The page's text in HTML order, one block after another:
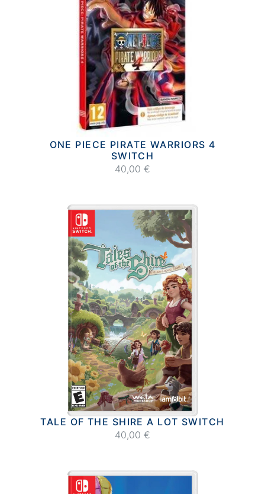
ONE PIECE PIRATE WARRIORS 4
SWITCH
40,00 €
TALE OF THE SHIRE A LOT SWITCH
40,00 €